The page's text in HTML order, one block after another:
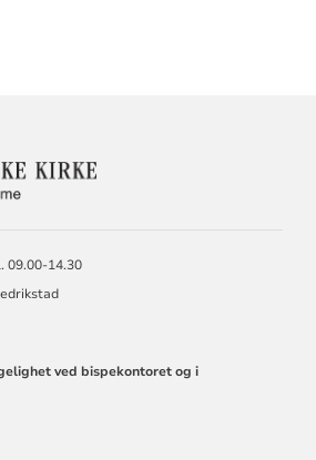
KONTAKTINFORMASJON
09.00-14.30
ved bispekontoret og i